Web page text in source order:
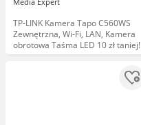
TP-LINK Kamera Tapo C560WS
Zewnętrzna, Wi-Fi, LAN, Kamera
obrotowa Taśma LED 10 zł taniej!